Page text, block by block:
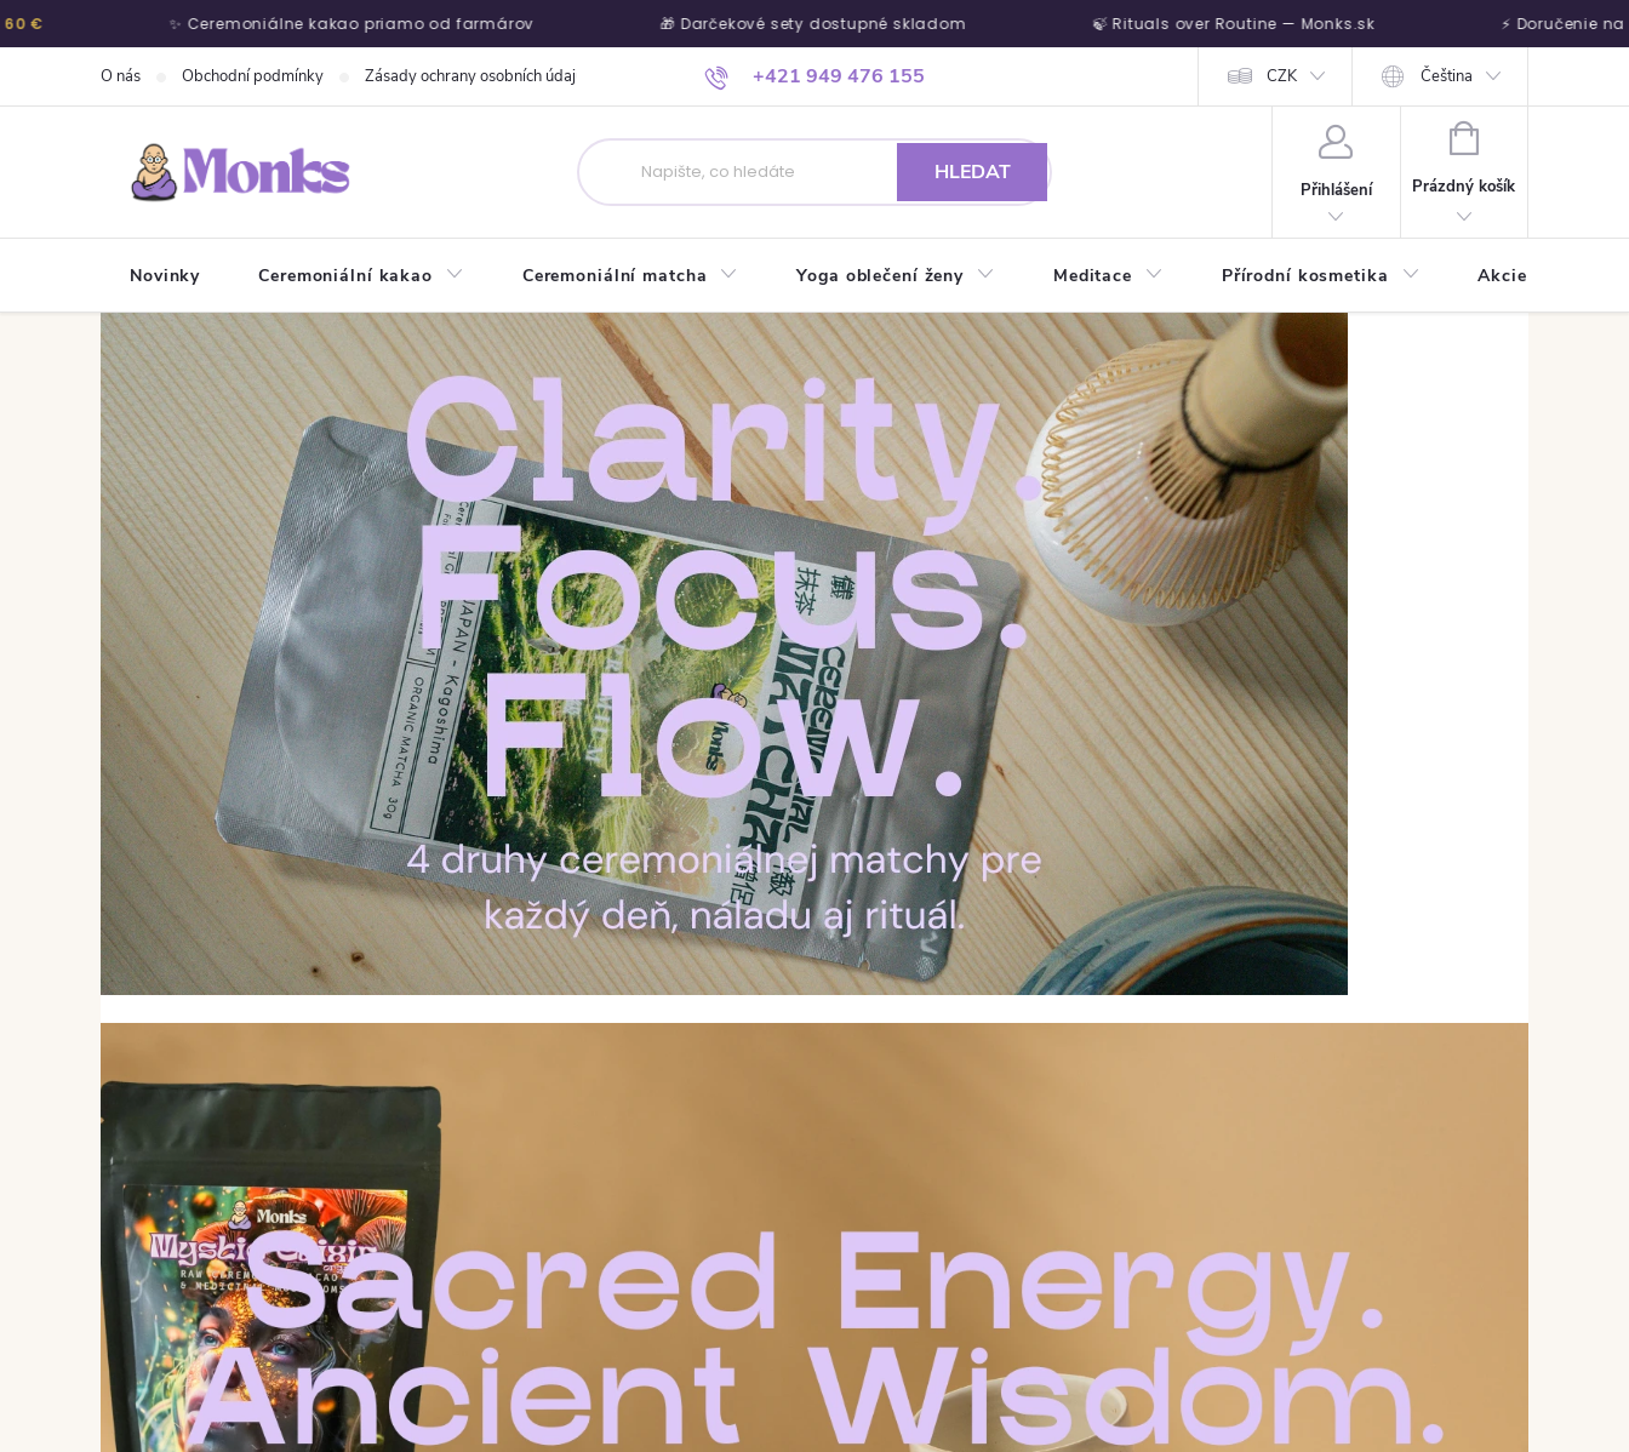
✨ Ceremoniálne kakao priamo od farmárov 🎁 Darčekové sety dostupné skladom 🍃 Rituals over Routine — Monks.sk ⚡ Doručenie na
+421 949 476 155
O nás Obchodní podmínky Zásady ochrany osobních údajů Ako nakupovať Kontakty Blog CZK Čeština
HLEDAT
Přihlášení
NÁKUPNÍ KOŠÍK
Prázdný košík
Novinky Ceremoniální kakao Ceremoniální matcha Yoga oblečení ženy Meditace Přírodní kosmetika Akcie